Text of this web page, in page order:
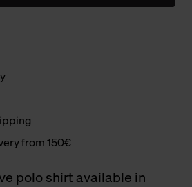
from 150€
polo shirt available in